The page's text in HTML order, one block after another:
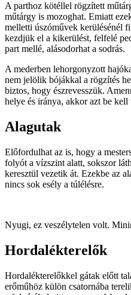
A parthoz kötéllel rögzített
műtárgy is mozoghat. Emiatt
melletti úszóművek kerülésénél
kezdjük el a kikerülést, felfelé
part mellé, alásodorhat a sodrás.
A mederben lehorgonyzott
nem jelölik bójákkal a rögzítés
biztos, hogy észrevesszük.
helye és iránya, akkor azt be kell
Alagutak
Előfordulhat az is, hogy a
folyót a vízszint alatt, sokszor
keresztül vezetik át. Ezekbe az
nincs sok esély a túlélésre.
Nyugi, ez veszélytelen volt.
Hordalékterelők
Hordalékterelőkkel gátak előtt
erőműhöz külön csatornába